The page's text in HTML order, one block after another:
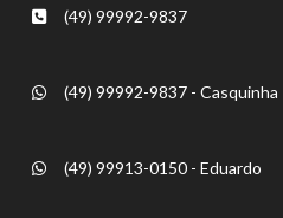
(49) 99992-9837
(49) 99992-9837 - Casquinha
(49) 99913-0150 - Eduardo